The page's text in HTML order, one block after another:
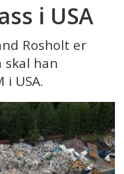
i USA
Rosholt er
skal han
i USA.